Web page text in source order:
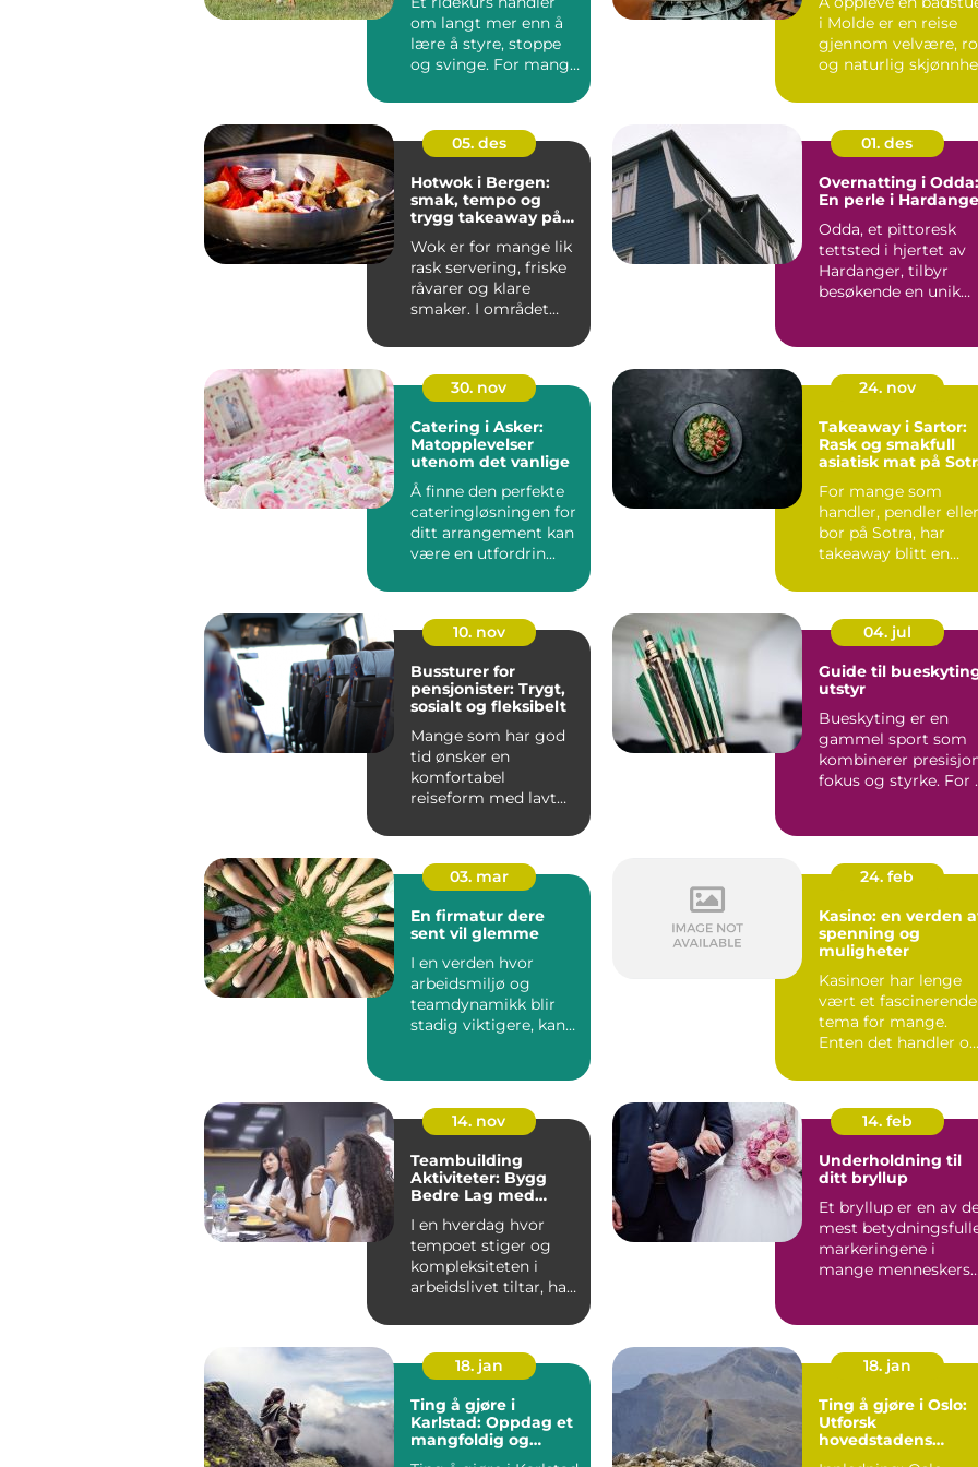
om langt mer enn å
lære å styre, stoppe
og svinge. For mange
i Molde er en reise
gjennom velvære, ro
og naturlig
05. des
Hotwok i Bergen:
smak, tempo og
trygg takeaway på
Wok er for mange lik
rask servering, friske
råvarer og klare
smaker. I området
01. des
Overnatting i Odda:
En perle i
Odda, et pittoresk
tettsted i hjertet av
Hardanger, tilbyr
besøkende en unik
30. nov
Catering i Asker:
Matopplevelser
utenom det vanlige
Å finne den perfekte
cateringløsningen for
ditt arrangement kan
være en utfordrin...
24. nov
Takeaway i Sartor:
Rask og smakfull
asiatisk mat på
For mange som
handler, pendler eller
bor på Sotra, har
takeaway blitt en
10. nov
Bussturer for
pensjonister: Trygt,
sosialt og fleksibelt
Mange som har god
tid ønsker en
komfortabel
reiseform med lavt
samtale...
04. jul
Guide til
utstyr
Bueskyting er en
gammel sport som
kombinerer
fokus og styrke. For
03. mar
En firmatur dere
sent vil glemme
I en verden hvor
arbeidsmiljø og
teamdynamikk blir
stadig viktigere, kan
24. feb
Kasino: en verden
spenning og
muligheter
Kasinoer har lenge
vært et fascinerende
tema for mange.
Enten det handler om
14. nov
Teambuilding
Aktiviteter: Bygg
Bedre Lag med
I en hverdag hvor
tempoet stiger og
kompleksiteten i
arbeidslivet tiltar, har
godt...
14. feb
Underholdning til
ditt bryllup
Et bryllup er en av
mest
markeringene i
mange menneskers
18. jan
Ting å gjøre i
Karlstad: Oppdag et
mangfoldig og
18. jan
Ting å gjøre i Oslo:
Utforsk
hovedstadens